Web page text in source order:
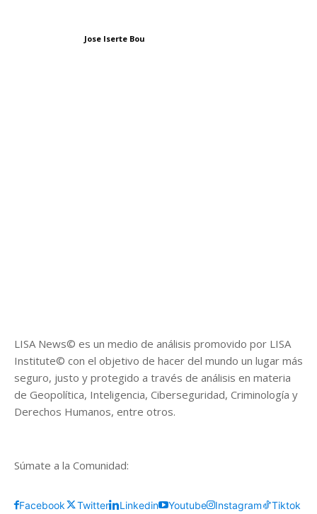
Jose Iserte Bou
LISA News© es un medio de análisis promovido por LISA
Institute© con el objetivo de hacer del mundo un lugar más
seguro, justo y protegido a través de análisis en materia
de Geopolítica, Inteligencia, Ciberseguridad, Criminología y
Derechos Humanos, entre otros.
Súmate a la Comunidad:
Facebook Twitter Linkedin Youtube Instagram
Tiktok